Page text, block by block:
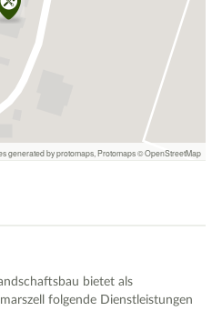
generated by protomaps Protomaps©OpenStreetMap
bietet als
folgende Dienstleistungen